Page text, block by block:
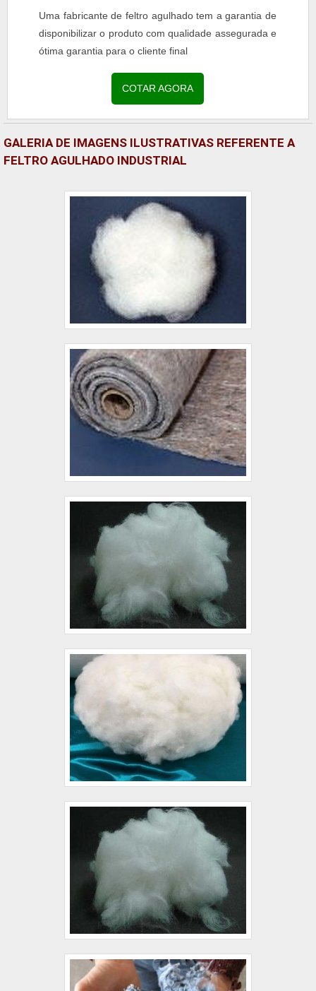
Uma fabricante de feltro agulhado tem a garantia de
disponibilizar o produto com qualidade assegurada e
ótima garantia para o cliente final
COTAR AGORA
GALERIA DE IMAGENS ILUSTRATIVAS REFERENTE A
FELTRO AGULHADO INDUSTRIAL